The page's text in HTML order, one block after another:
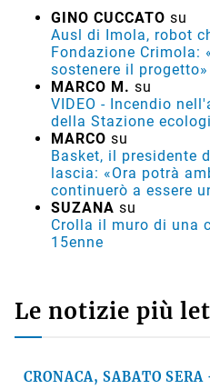
GINO CUCCATO su
Ausl di Imola, robot
Fondazione Crimola:
sostenere il progetto»
MARCO M. su
VIDEO - Incendio
della Stazione
MARCO su
Basket, il presidente
lascia: «Ora potrà
continuerò a essere
SUZANA su
Crolla il muro di una
15enne
Le notizie più
CRONACA, SABATO SERA